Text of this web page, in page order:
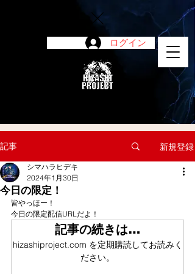
ログイン
記事 新規登録
今日の限定！
シマハラヒデキ
2024年1月30日
皆やっほー！
今日の限定配信URLだよ！
記事の続きは…
hizashiproject.com を定期購読してお読みく
ださい。